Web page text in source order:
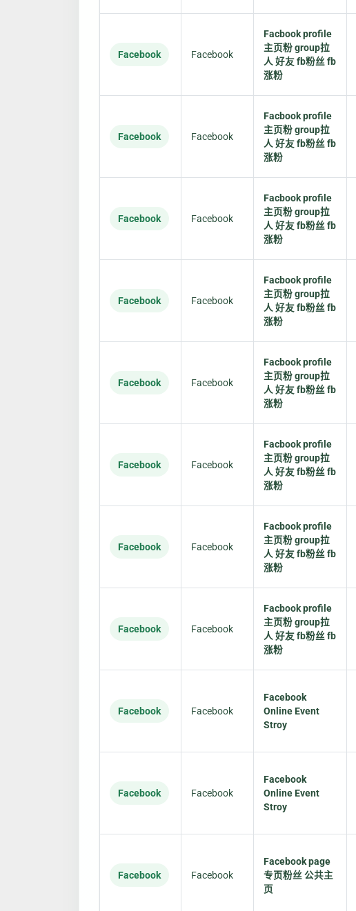
Facebook Facebook
Facbook profile
主页粉 group拉
人 好友 fb粉丝 fb
涨粉
Facebook Facebook
Facbook profile
主页粉 group拉
人 好友 fb粉丝 fb
涨粉
Facebook Facebook
Facbook profile
主页粉 group拉
人 好友 fb粉丝 fb
涨粉
Facebook Facebook
Facbook profile
主页粉 group拉
人 好友 fb粉丝 fb
涨粉
Facebook Facebook
Facbook profile
主页粉 group拉
人 好友 fb粉丝 fb
涨粉
Facebook Facebook
Facbook profile
主页粉 group拉
人 好友 fb粉丝 fb
涨粉
Facebook Facebook
Facbook profile
主页粉 group拉
人 好友 fb粉丝 fb
涨粉
Facebook Facebook
Facbook profile
主页粉 group拉
人 好友 fb粉丝 fb
涨粉
Facebook Facebook
Facebook
Online Event
Stroy
Facebook Facebook
Facebook
Online Event
Stroy
Facebook Facebook
Facebook page
专页粉丝 公共主
页